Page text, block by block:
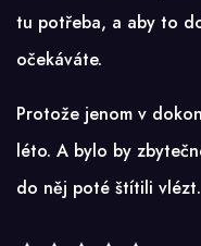
tu potřeba, a aby to
očekáváte.
Protože jenom v
léto. A bylo by
do něj poté štítili vlézt.